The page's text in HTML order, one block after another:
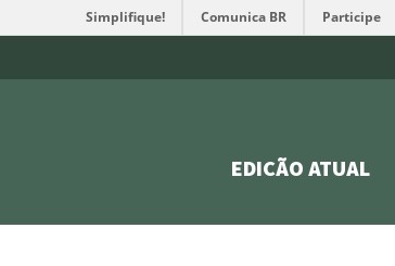
Simplifique! Comunica BR Participe
EDIÇÃO ATUAL